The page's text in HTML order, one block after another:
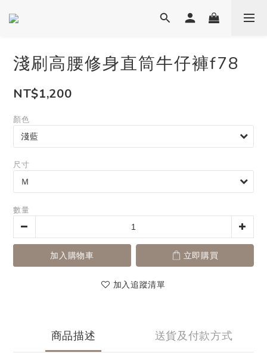
淺刷高腰修身直筒牛仔褲f78
NT$1,200
顏色
尺寸
數量
加入購物車 立即購買
加入追蹤清單
商品描述 送貨及付款方式